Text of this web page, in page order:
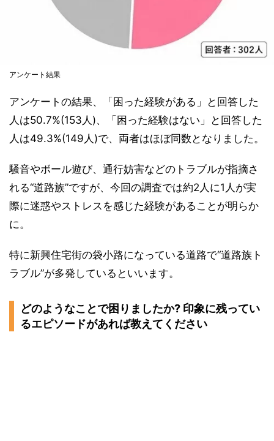
アンケート結果
アンケートの結果、「困った経験がある」と回答した
人は50.7%(153人)、「困った経験はない」と回答した
人は49.3%(149人)で、両者はほぼ同数となりました。
騒音やボール遊び、通行妨害などのトラブルが指摘さ
れる“道路族”ですが、今回の調査では約2人に1人が実
際に迷惑やストレスを感じた経験があることが明らか
に。
特に新興住宅街の袋小路になっている道路で“道路族ト
ラブル”が多発しているといいます。
どのようなことで困りましたか? 印象に残ってい
るエピソードがあれば教えてください